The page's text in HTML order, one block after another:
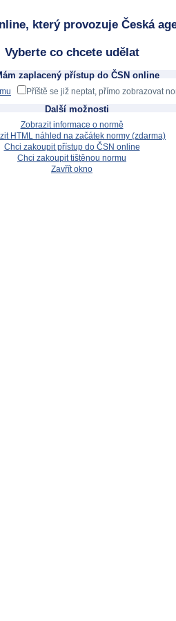
který provozuje Česká
Vyberte co chcete udělat
zaplacený přístup do ČSN online
Příště se již neptat, přímo zobrazovat
Další možnosti
Zobrazit informace o normě
HTML náhled na začátek normy (zdarma)
Chci zakoupit přístup do ČSN online
Chci zakoupit tištěnou normu
Zavřít okno